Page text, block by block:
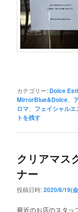
カテゴリー: Dolce
MirrorBlue&Dolce
ロマ
フェイシャルエ
トを残す
クリアマス
ナー
投稿日時:2020/6/19(
最近のお店のスタッ